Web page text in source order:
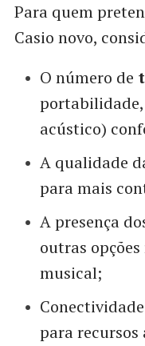
Para quem
Casio novo,
O número de
acústico)
A qualidade
para mais
A presença
outras
musical;
Conectividade
para